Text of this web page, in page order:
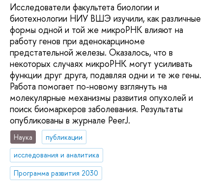
Исследователи факультета биологии и
биотехнологии НИУ ВШЭ изучили, как различные
формы одной и той же микроРНК влияют на
работу генов при аденокарциноме
предстательной железы. Оказалось, что в
некоторых случаях микроРНК могут усиливать
функции друг друга, подавляя одни и те же гены.
Работа помогает по-новому взглянуть на
молекулярные механизмы развития опухолей и
поиск биомаркеров заболевания. Результаты
опубликованы в журнале PeerJ.
Наука
публикации
исследования и аналитика
Программа развития 2030